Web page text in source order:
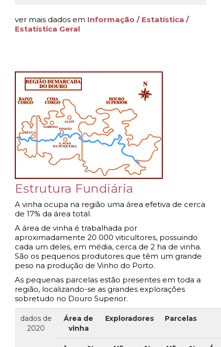
ver mais dados em Informação / Estatística /
Estatística Geral
Estrutura Fundiária
A vinha ocupa na região uma área efetiva de cerca
de 17% da área total.
A área de vinha é trabalhada por
aproximadamente 20 000 viticultores, possuindo
cada um deles, em média, cerca de 2 ha de vinha.
São os pequenos produtores que têm um grande
peso na produção de Vinho do Porto.
As pequenas parcelas estão presentes em toda a
região, localizando-se as grandes explorações
sobretudo no Douro Superior.
dados de
2020
Área de
vinha
Exploradores Parcelas